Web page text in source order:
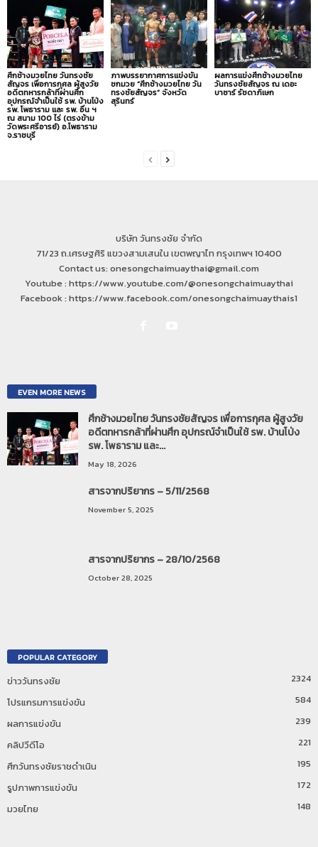
ศึกช้างมวยไทย วันทรงชัย
สัญจร เพื่อการกุศล ผู้สูงวัย
อดีตทหารกล้าที่ผ่านศึก
อุปกรณ์จำเป็นใช้ รพ. บ้านโป่ง
รพ. โพธาราม และ รพ. อื่น ฯ
ณ สนาม 100 ไร่ (ตรงข้าม
วัดพระศรีอารย์) อ.โพธาราม
จ.ราชบุรี
ภาพบรรยากาศการแข่งขัน
ชกมวย “ศึกช้างมวยไทย วัน
ทรงชัยสัญจร” จังหวัด
สุรินทร์
ผลการแข่งศึกช้างมวยไทย
วันทรงชัยสัญจร ณ เดอะ
บาซาร์ รัชดาภิเษก
บริษัท วันทรงชัย จำกัด
71/23 ถ.เศรษฐศิริ แขวงสามเสนใน เขตพญาไท กรุงเทพฯ 10400
Contact us: onesongchaimuaythai@gmail.com
Youtube : https://www.youtube.com/@onesongchaimuaythai
Facebook : https://www.facebook.com/onesongchaimuaythais1
EVEN MORE NEWS
ศึกช้างมวยไทย วันทรงชัยสัญจร เพื่อการกุศล ผู้สูงวัย
อดีตทหารกล้าที่ผ่านศึก อุปกรณ์จำเป็นใช้ รพ. บ้านโป่ง
รพ. โพธาราม และ...
May 18, 2026
สารจากปริยากร – 5/11/2568
November 5, 2025
สารจากปริยากร – 28/10/2568
October 28, 2025
POPULAR CATEGORY
ข่าววันทรงชัย
2324
โปรแกรมการแข่งขัน
584
ผลการแข่งขัน
239
คลิปวีดีโอ
221
ศึกวันทรงชัยราชดำเนิน
195
รูปภาพการแข่งขัน
172
มวยไทย
148